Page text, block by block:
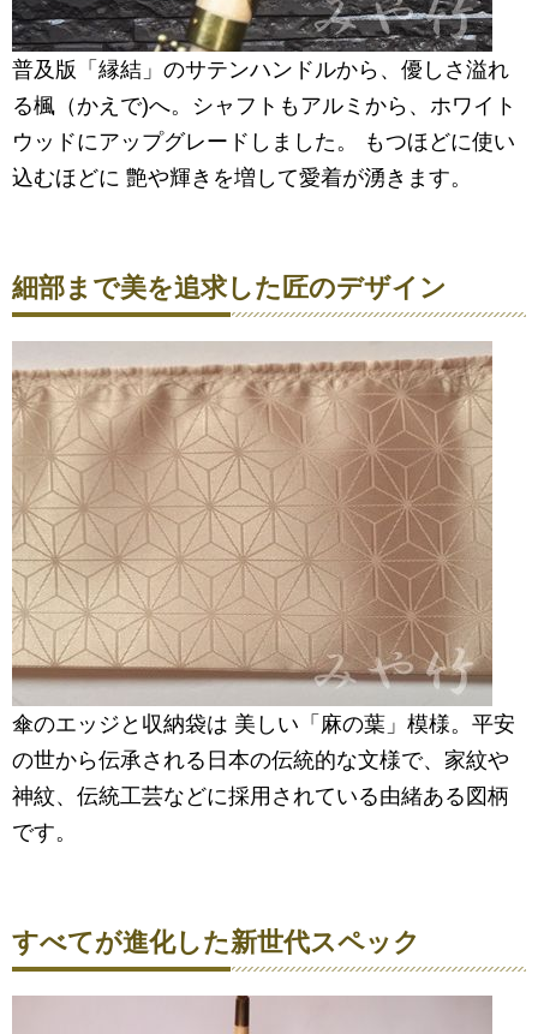
普及版「縁結」のサテンハンドルから、優しさ溢れ
る楓（かえで)へ。シャフトもアルミから、ホワイト
ウッドにアップグレードしました。 もつほどに使い
込むほどに 艶や輝きを増して愛着が湧きます。
細部まで美を追求した匠のデザイン
傘のエッジと収納袋は 美しい「麻の葉」模様。平安
の世から伝承される日本の伝統的な文様で、家紋や
神紋、伝統工芸などに採用されている由緒ある図柄
です。
すべてが進化した新世代スペック